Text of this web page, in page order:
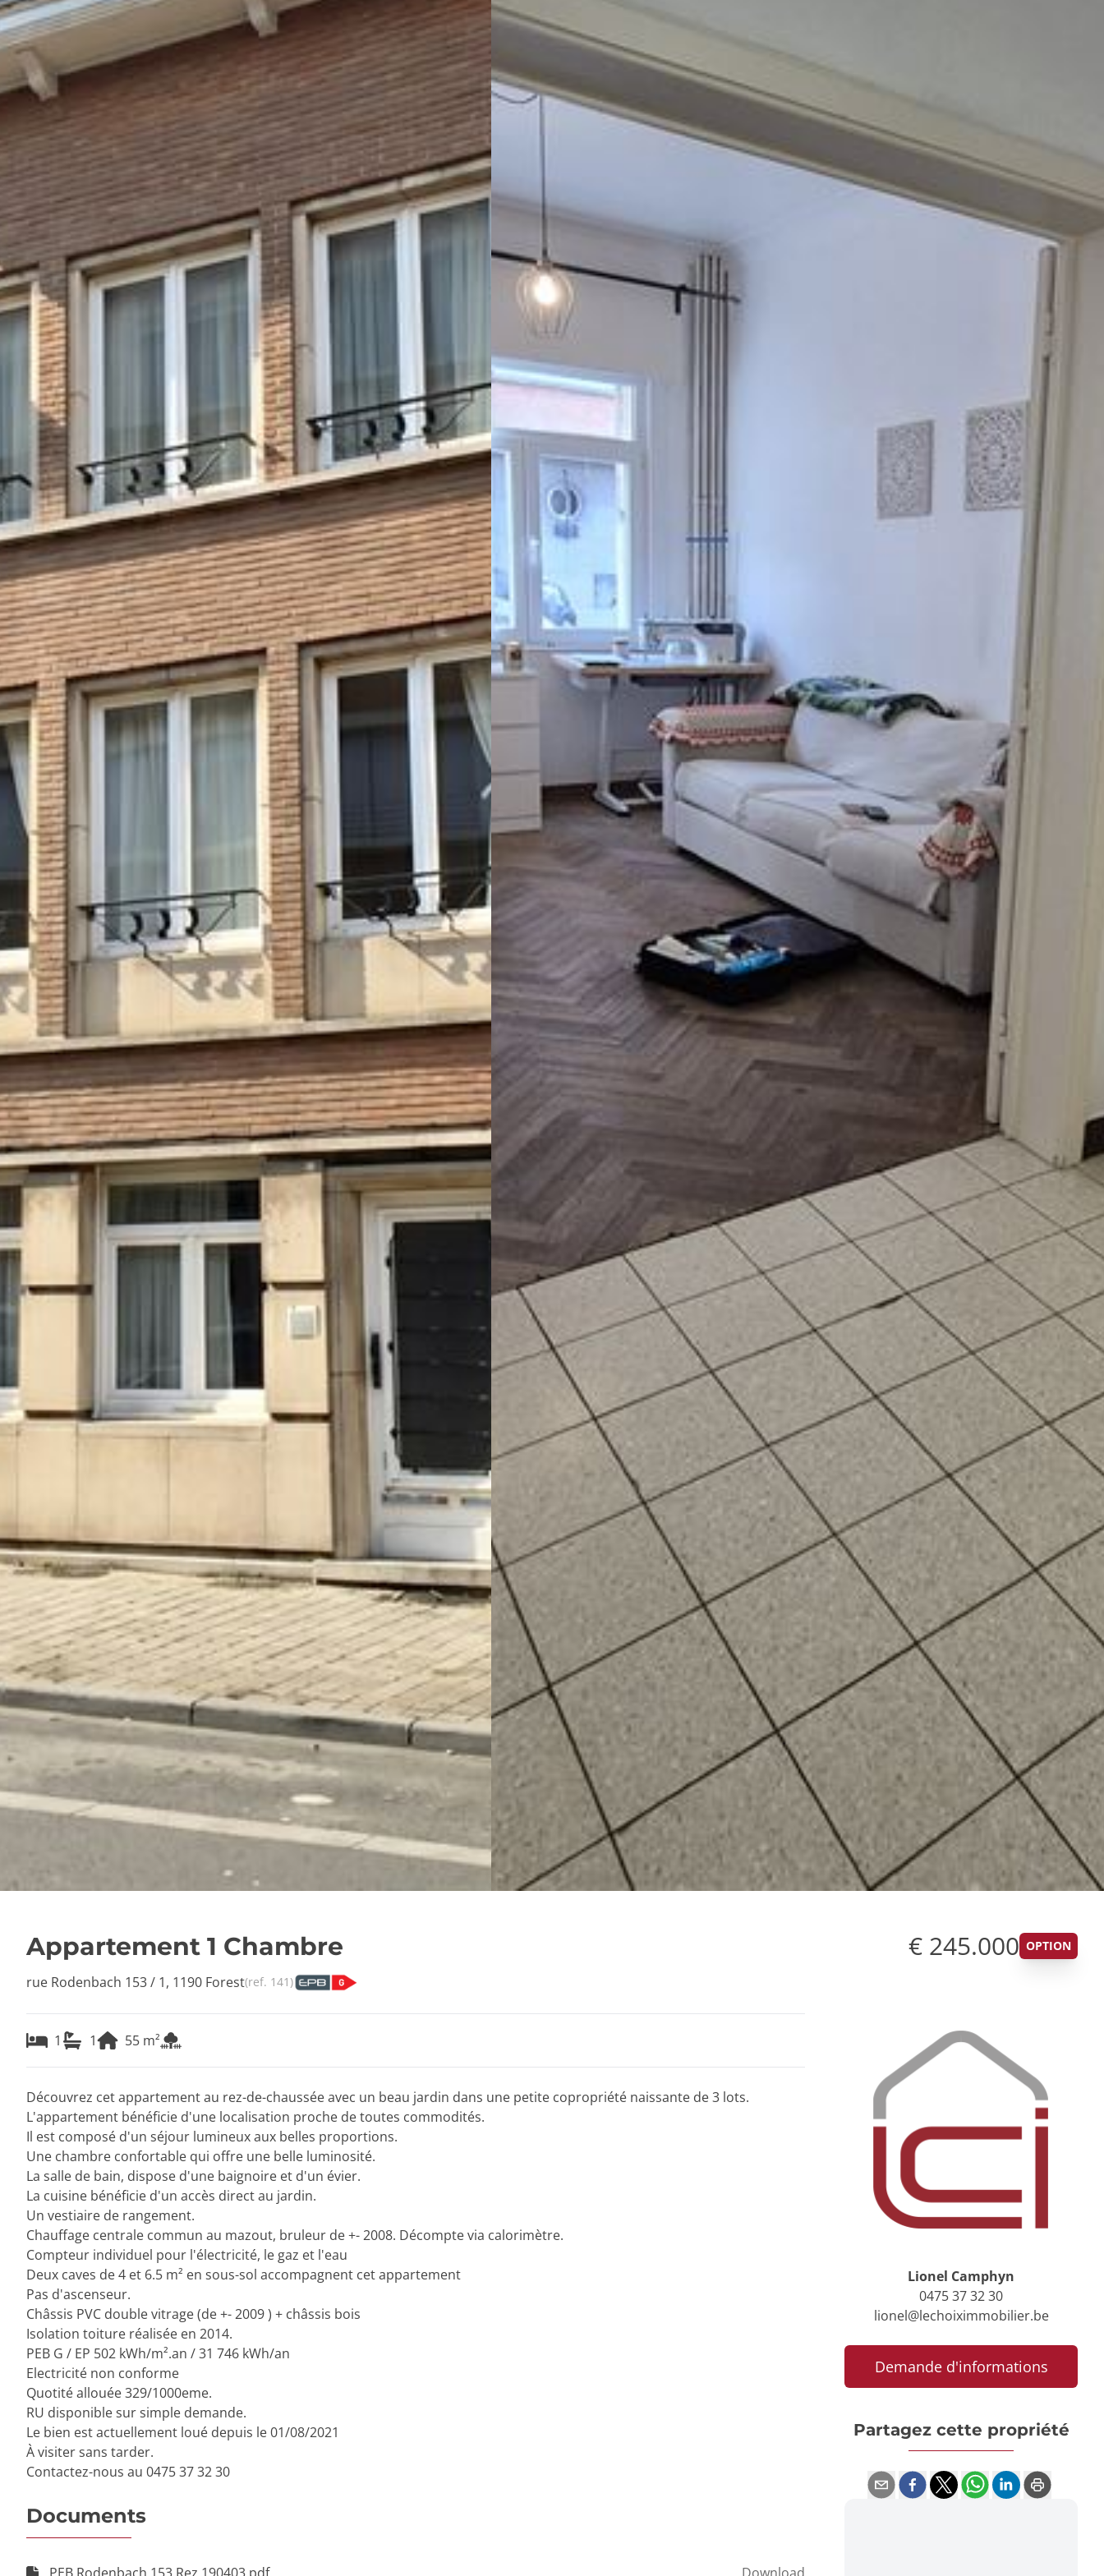
Appartement 1 Chambre € 245.000 OPTION
rue Rodenbach 153 / 1, 1190 Forest(ref. 141)
1 1 55 m²
Découvrez cet appartement au rez-de-chaussée avec un beau jardin dans une petite copropriété naissante de 3 lots.
L'appartement bénéficie d'une localisation proche de toutes commodités.
Il est composé d'un séjour lumineux aux belles proportions.
Une chambre confortable qui offre une belle luminosité.
La salle de bain, dispose d'une baignoire et d'un évier.
La cuisine bénéficie d'un accès direct au jardin.
Un vestiaire de rangement.
Chauffage centrale commun au mazout, bruleur de +- 2008. Décompte via calorimètre.
Compteur individuel pour l'électricité, le gaz et l'eau
Deux caves de 4 et 6.5 m² en sous-sol accompagnent cet appartement
Pas d'ascenseur.
Châssis PVC double vitrage (de +- 2009 ) + châssis bois
Isolation toiture réalisée en 2014.
PEB G / EP 502 kWh/m².an / 31 746 kWh/an
Electricité non conforme
Quotité allouée 329/1000eme.
RU disponible sur simple demande.
Le bien est actuellement loué depuis le 01/08/2021
À visiter sans tarder.
Contactez-nous au 0475 37 32 30
Documents
Lionel Camphyn
0475 37 32 30
lionel@lechoiximmobilier.be
Demande d'informations
Partagez cette propriété